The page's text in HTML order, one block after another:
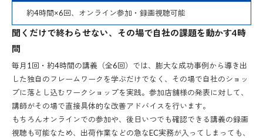
約4時間×6回、オンライン参加・録画視聴可能
聞くだけで終わらせない、その場で自社の課題を動かす4時
間
毎月1回・約4時間の講義（全6回）では、膨大な成功事例から導き出
した独自のフレームワークを学ぶだけでなく、その場で自社のショッ
プに落とし込むワークショップを実践。参加店舗様の発表に対して、
講師がその場で直接具体的な改善アドバイスを行います。
もちろんオンラインでの参加や、後日いつでも確認できる講義の録画
視聴も可能なため、出荷作業などの急なEC実務が入ってしまっても、